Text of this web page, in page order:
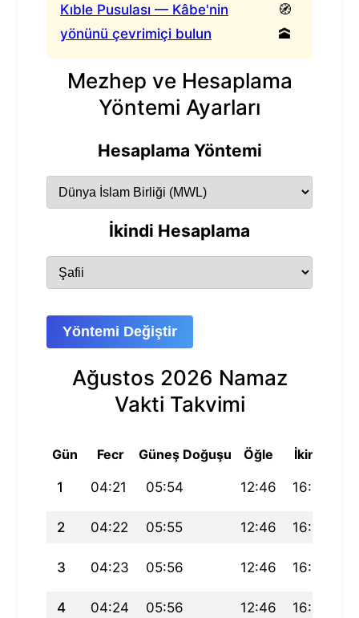
Kıble Pusulası — Kâbe'nin
yönünü çevrimiçi bulun
🧭
🕋
Mezhep ve Hesaplama
Yöntemi Ayarları
Hesaplama Yöntemi
İkindi Hesaplama
Yöntemi Değiştir
Ağustos 2026 Namaz
Vakti Takvimi
Gün Fecr Güneş Doğuşu Öğle İkindi
1 04:21 05:54 12:46 16:27
2 04:22 05:55 12:46 16:27
3 04:23 05:56 12:46 16:27
4 04:24 05:56 12:46 16:27